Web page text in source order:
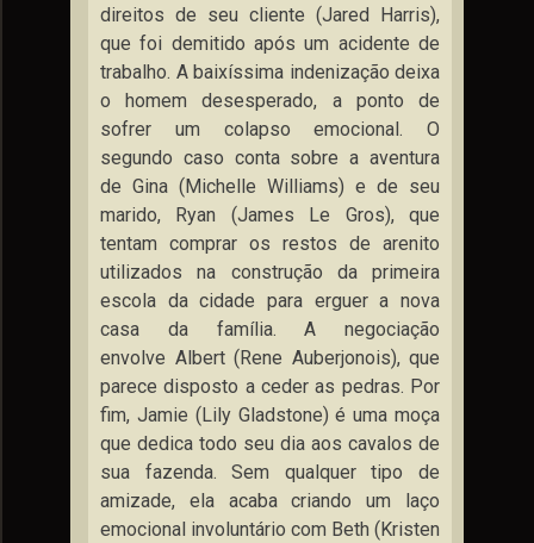
direitos de seu cliente (Jared Harris),
que foi demitido após um acidente de
trabalho. A baixíssima indenização deixa
o homem desesperado, a ponto de
sofrer um colapso emocional. O
segundo caso conta sobre a aventura
de Gina (Michelle Williams) e de seu
marido, Ryan (James Le Gros), que
tentam comprar os restos de arenito
utilizados na construção da primeira
escola da cidade para erguer a nova
casa da família. A negociação
envolve Albert (Rene Auberjonois), que
parece disposto a ceder as pedras. Por
fim, Jamie (Lily Gladstone) é uma moça
que dedica todo seu dia aos cavalos de
sua fazenda. Sem qualquer tipo de
amizade, ela acaba criando um laço
emocional involuntário com Beth (Kristen